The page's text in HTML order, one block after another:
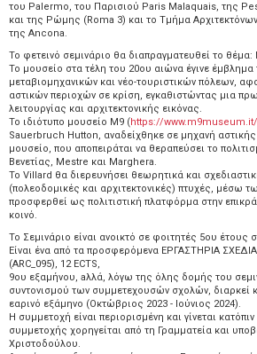
του Palermo, του Παρισιού Paris Malaquais, της
και της Ρώμης (Roma 3) και το Τμήμα
της Αncona.
Το φετεινό σεμινάριο θα διαπραγματευθεί το
Το μουσείο στα τέλη του 20ου αιώνα έγινε έμβλημα
μεταβιομηχανικών και νέο-τουριστικών πόλεων,
αστικών περιοχών σε κρίση, εγκαθιστώντας μια
λειτουργίας και αρχιτεκτονικής εικόνας.
Το ιδιότυπο μουσείο M9 (https://
Sauerbruch Hutton, αναδείχθηκε σε μηχανή
μουσείο, που αποπειράται να θεραπεύσει το
Βενετίας, Mestre και Marghera.
Το Villard θα διερευνήσει θεωρητικά και
(πολεοδομικές και αρχιτεκτονικές) πτυχές, μέσω
προσφερθεί ως πολιτιστική πλατφόρμα στην
κοινό.
Το Σεμινάριο είναι ανοικτό σε φοιτητές 5ου έτους
Είναι ένα από τα προσφερόμενα ΕΡΓΑΣΤΗΡΙΑ
(ARC_095), 12 ECTS,
9ου εξαμήνου, aλλά, λόγω της όλης δομής του
συντονισμού των συμμετεχουσών σχολών, διαρκεί
εαρινό εξάμηνο (Οκτώβριος 2023 - Ιούνιος 2024).
Η συμμετοχή είναι περιορισμένη και γίνεται
συμμετοχής χορηγείται από τη Γραμματεία και
Χριστοδούλου.